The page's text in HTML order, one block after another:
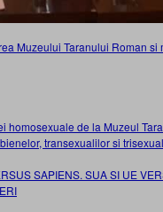
homosexuale de la Muzeul
transexualilor si
SAPIENS. SUA SI UE